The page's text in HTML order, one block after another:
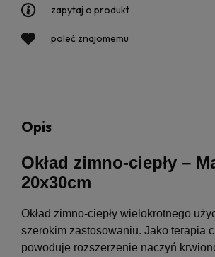
zapytaj o produkt
poleć znajomemu
Opis
Okład zimno-ciepły –
20x30cm
Okład zimno-ciepły wielokrotnego
szerokim zastosowaniu. Jako terapia
powoduje rozszerzenie naczyń